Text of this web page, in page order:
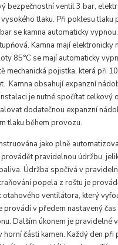
bezpečnostní ventil 3 bar,
tlaku. Při poklesu tlaku
se kamna automaticky
Kamna mají elektronicky
85°C se mají automaticky
mechanická pojistka, která při
Kamna obsahují expanzní
je nutné spočítat celkový
dodatečnou expanzní
tlaku během provozu.
jako plně
provádět pravidelnou údržbu,
Údržba spočívá v
popela z roštu je
otahového ventilátora, který
provádí v předem nastavený
Dalším úkonem je pravidelné
horní části kamen. Každý den